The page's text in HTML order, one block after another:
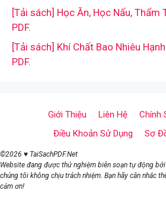
[Tải sách] Học Ăn, Học Nấu, Thẩm
PDF.
[Tải sách] Khí Chất Bao Nhiêu
PDF.
Giới Thiệu Liên Hệ
Chính
Điều Khoản Sử Dụng
Sơ
©2026 ♥ TaiSachPDF.Net
Website đang được thử nghiệm biên soạn tự động
chúng tôi không chịu trách nhiệm. Bạn hãy cân nhắc
cảm ơn!